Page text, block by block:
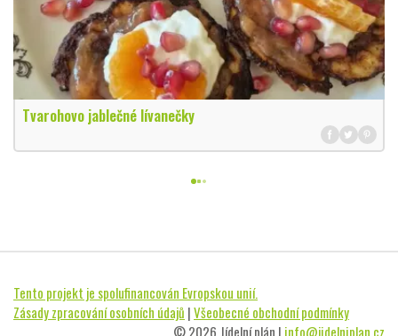
Tvarohovo jablečné lívanečky
Tento projekt je spolufinancován Evropskou unií.
Zásady zpracování osobních údajů |Všeobecné obchodní podmínky
© 2026 Jídelní plán | info@jidelniplan.cz